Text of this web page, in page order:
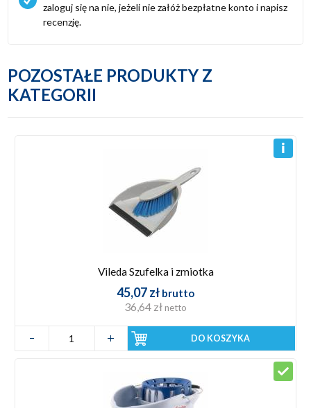
zaloguj się na nie, jeżeli nie załóż bezpłatne konto i napisz
recenzję.
POZOSTAŁE PRODUKTY Z
KATEGORII
Vileda Szufelka i zmiotka
45,07 zł brutto
36,64 zł netto
DO KOSZYKA